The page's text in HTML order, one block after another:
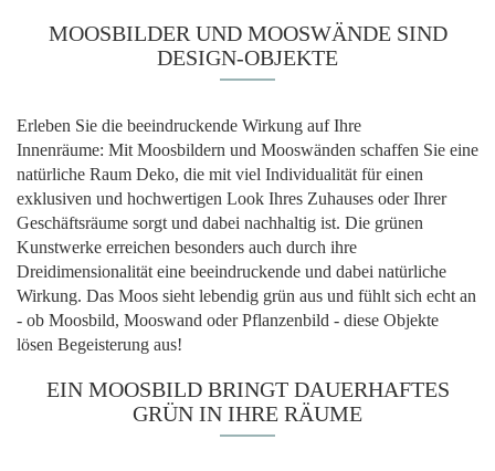
MOOSBILDER UND MOOSWÄNDE SIND
DESIGN-OBJEKTE
Erleben Sie die beeindruckende Wirkung auf Ihre
Innenräume: Mit Moosbildern und Mooswänden schaffen Sie eine
natürliche Raum Deko, die mit viel Individualität für einen
exklusiven und hochwertigen Look Ihres Zuhauses oder Ihrer
Geschäftsräume sorgt und dabei nachhaltig ist. Die grünen
Kunstwerke erreichen besonders auch durch ihre
Dreidimensionalität eine beeindruckende und dabei natürliche
Wirkung. Das Moos sieht lebendig grün aus und fühlt sich echt an
- ob Moosbild, Mooswand oder Pflanzenbild - diese Objekte
lösen Begeisterung aus!
EIN MOOSBILD BRINGT DAUERHAFTES
GRÜN IN IHRE RÄUME